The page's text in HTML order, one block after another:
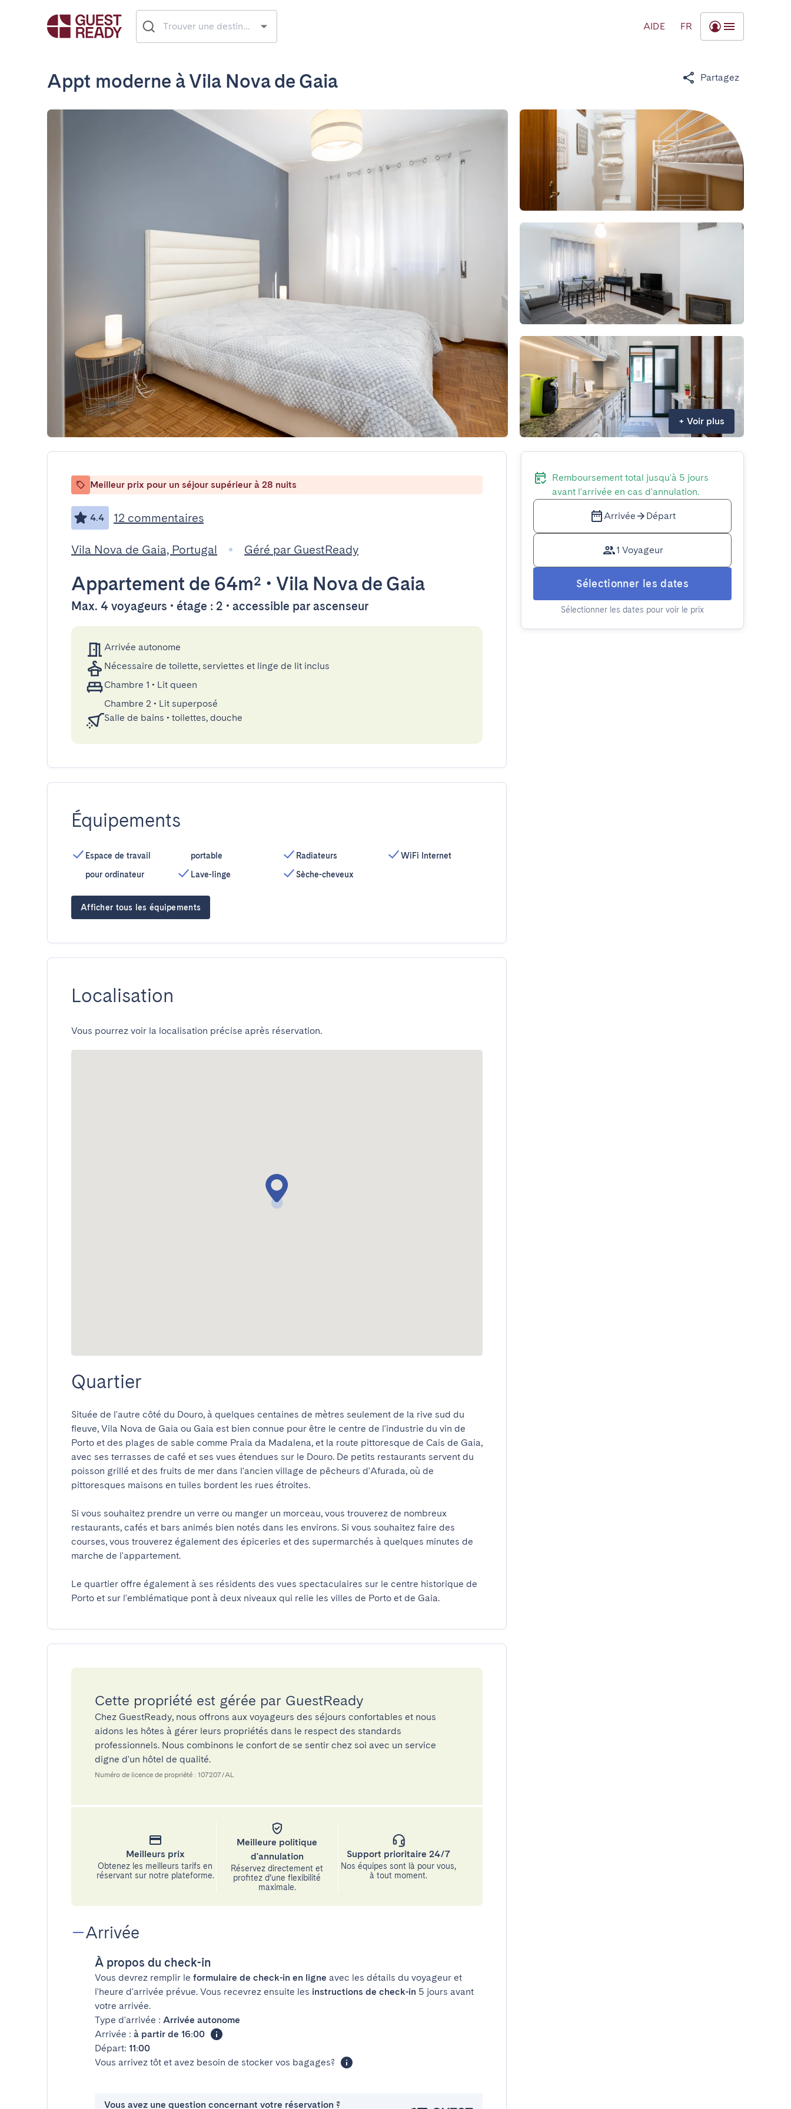
AIDE FR
Appt moderne à Vila Nova de Gaia Partagez
+ Voir plus
Meilleur prix pour un séjour supérieur à 28 nuits
4.4 12 commentaires
Vila Nova de Gaia, Portugal Géré par GuestReady
Appartement de 64m² • Vila Nova de Gaia
Max. 4 voyageurs • étage : 2 • accessible par ascenseur
Arrivée autonome
Nécessaire de toilette, serviettes et linge de lit inclus
Chambre 1 • Lit queen
Chambre 2 • Lit superposé
Salle de bains • toilettes, douche
Équipements
Espace de travail
pour ordinateur
portable
Lave-linge
Radiateurs
Sèche-cheveux
WiFi Internet
Afficher tous les équipements
Localisation
Vous pourrez voir la localisation précise après réservation.
Quartier
Située de l'autre côté du Douro, à quelques centaines de mètres seulement de la rive sud du
fleuve, Vila Nova de Gaia ou Gaia est bien connue pour être le centre de l'industrie du vin de
Porto et des plages de sable comme Praia da Madalena, et la route pittoresque de Cais de Gaia,
avec ses terrasses de café et ses vues étendues sur le Douro. De petits restaurants servent du
poisson grillé et des fruits de mer dans l'ancien village de pêcheurs d'Afurada, où de
pittoresques maisons en tuiles bordent les rues étroites.
Si vous souhaitez prendre un verre ou manger un morceau, vous trouverez de nombreux
restaurants, cafés et bars animés bien notés dans les environs. Si vous souhaitez faire des
courses, vous trouverez également des épiceries et des supermarchés à quelques minutes de
marche de l'appartement.
Le quartier offre également à ses résidents des vues spectaculaires sur le centre historique de
Porto et sur l'emblématique pont à deux niveaux qui relie les villes de Porto et de Gaia.
Cette propriété est gérée par GuestReady
Chez GuestReady, nous offrons aux voyageurs des séjours confortables et nous
aidons les hôtes à gérer leurs propriétés dans le respect des standards
professionnels. Nous combinons le confort de se sentir chez soi avec un service
digne d'un hôtel de qualité.
Numéro de licence de propriété : 107207/AL
Meilleurs prix
Obtenez les meilleurs tarifs en
réservant sur notre plateforme.
Meilleure politique
d'annulation
Réservez directement et
profitez d’une flexibilité
maximale.
Support prioritaire 24/7
Nos équipes sont là pour vous,
à tout moment.
Arrivée
À propos du check-in
Vous devrez remplir le formulaire de check-in en ligne avec les détails du voyageur et
l'heure d'arrivée prévue. Vous recevrez ensuite les instructions de check-in 5 jours avant
votre arrivée.
Type d'arrivée : Arrivée autonome
Arrivée : à partir de 16:00
Départ: 11:00
Vous arrivez tôt et avez besoin de stocker vos bagages?
Vous avez une question concernant votre réservation ?
Remboursement total jusqu'à 5 jours
avant l'arrivée en cas d'annulation.
Arrivée Départ
1 Voyageur
Sélectionner les dates
Sélectionner les dates pour voir le prix